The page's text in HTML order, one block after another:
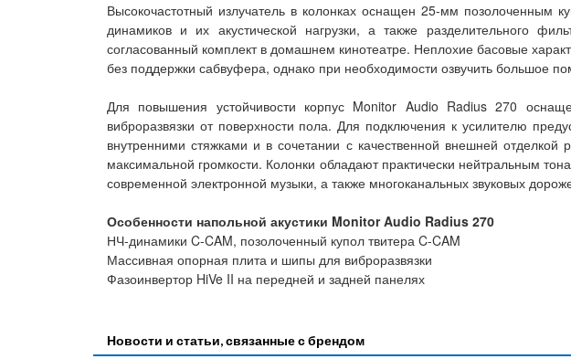
Высокочастотный излучатель в колонках оснащен 25-мм позолоченным
динамиков и их акустической нагрузки, а также разделительного
согласованный комплект в домашнем кинотеатре. Неплохие басовые
без поддержки сабвуфера, однако при необходимости озвучить большое
Для повышения устойчивости корпус Monitor Audio Radius 270
виброразвязки от поверхности пола. Для подключения к усилителю
внутренними стяжками и в сочетании с качественной внешней
максимальной громкости. Колонки обладают практически нейтральным
современной электронной музыки, а также многоканальных звуковых
Особенности напольной акустики Monitor Audio Radius 270
НЧ-динамики C-CAM, позолоченный купол твитера C-CAM
Массивная опорная плита и шипы для виброразвязки
Фазоинвертор HiVe II на передней и задней панелях
Новости и статьи, связанные с брендом